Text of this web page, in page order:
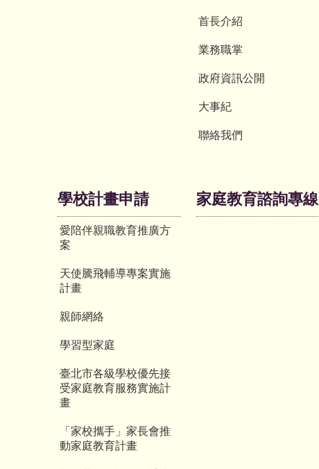
首長介紹
業務職掌
政府資訊公開
大事紀
聯絡我們
學校計畫申請
愛陪伴親職教育推廣方
案
天使騰飛輔導專案實施
計畫
親師網絡
學習型家庭
臺北市各級學校優先接
受家庭教育服務實施計
畫
「家校攜手」家長會推
動家庭教育計畫
家庭教育諮詢專線